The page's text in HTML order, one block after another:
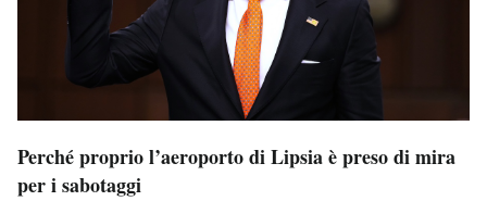
Perché proprio l’aeroporto di Lipsia è preso di mira
per i sabotaggi